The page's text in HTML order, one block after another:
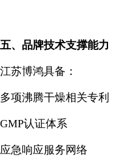
五、品牌技术支撑能力
江苏博鸿具备：
多项沸腾干燥相关专利
GMP认证体系
应急响应服务网络